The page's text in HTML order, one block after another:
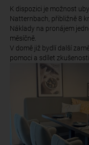
K dispozici je možnost
Natternbach, přibližně 8
Náklady na pronájem
měsíčně.
V domě již bydlí další
pomoci a sdílet
a11y.jump_slider_end